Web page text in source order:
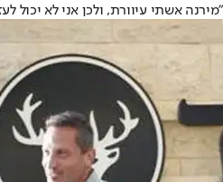
"מירנה אשתי עיוורת, ולכן אני לא